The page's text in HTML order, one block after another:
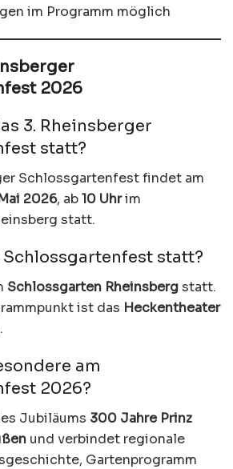
im Programm möglich
2026
3. Rheinsberger
statt?
Schlossgartenfest findet am
2026, ab10 Uhrim
statt.
statt?
Schlossgarten Rheinsbergstatt.
ist das Heckentheater
.
am
2026?
Jubiläums 300 Jahre Prinz
und verbindet regionale
Gartenprogramm